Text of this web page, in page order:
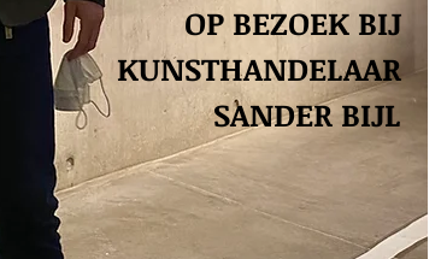
OP BEZOEK BIJ
KUNSTHANDELAAR
SANDER BIJL